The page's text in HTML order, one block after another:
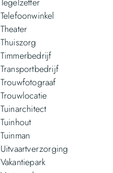
Telefoonwinkel
Theater
Thuiszorg
Timmerbedrijf
Transportbedrijf
Trouwfotograaf
Trouwlocatie
Tuinarchitect
Tuinhout
Tuinman
Uitvaartverzorging
Vakantiepark